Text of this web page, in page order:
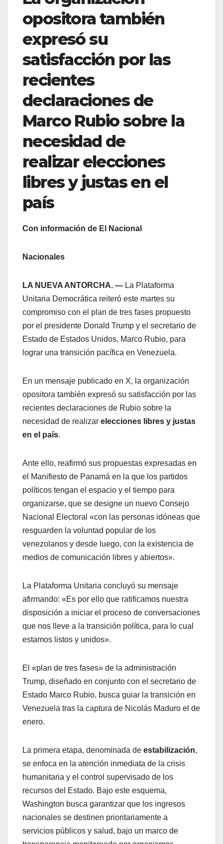
opositora también
expresó su
satisfacción por las
recientes
declaraciones de
Marco Rubio sobre la
necesidad de
realizar elecciones
libres y justas en el
país
Con información de El Nacional
Nacionales
LA NUEVA ANTORCHA. — La Plataforma
Unitaria Democrática reiteró este martes su
compromiso con el plan de tres fases propuesto
por el presidente Donald Trump y el secretario de
Estado de Estados Unidos, Marco Rubio, para
lograr una transición pacífica en Venezuela.
En un mensaje publicado en X, la organización
opositora también expresó su satisfacción por las
recientes declaraciones de Rubio sobre la
necesidad de realizar elecciones libres y justas
en el país.
Ante ello, reafirmó sus propuestas expresadas en
el Manifiesto de Panamá en la que los partidos
políticos tengan el espacio y el tiempo para
organizarse, que se designe un nuevo Consejo
Nacional Electoral «con las personas idóneas que
resguarden la voluntad popular de los
venezolanos y desde luego, con la existencia de
medios de comunicación libres y abiertos».
La Plataforma Unitaria concluyó su mensaje
afirmando: «Es por ello que ratificamos nuestra
disposición a iniciar el proceso de conversaciones
que nos lleve a la transición política, para lo cual
estamos listos y unidos».
El «plan de tres fases» de la administración
Trump, diseñado en conjunto con el secretario de
Estado Marco Rubio, busca guiar la transición en
Venezuela tras la captura de Nicolás Maduro el de
enero.
La primera etapa, denominada de estabilización,
se enfoca en la atención inmediata de la crisis
humanitaria y el control supervisado de los
recursos del Estado. Bajo este esquema,
Washington busca garantizar que los ingresos
nacionales se destinen prioritariamente a
servicios públicos y salud, bajo un marco de